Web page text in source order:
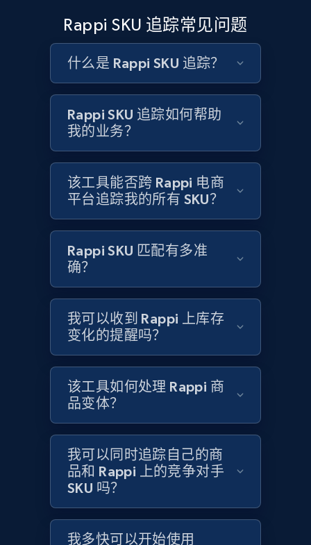
URL, Domain, Country code, Model number,
Sku, Product id, Product name, Manufacturer,
and more.
2.1K+ 353+ 立即开始
Home Depot US - Discovery products by
specific category URL
URL, Domain, Country code, Model number,
Sku, Product id, Product name, Manufacturer,
and more.
2.1K+ 353+ 立即开始
Amazon products global dataset
Title, Seller name, Brand, Description, Initial
price, Currency, Availability, Reviews count, and
Amazon products global dataset - Collects
products by specific category URL
Title, Seller name, Brand, Description, Initial
price, Currency, Availability, Reviews count, and
Rappi SKU 追踪常见问题
什么是 Rappi SKU 追踪？
Rappi SKU 追踪如何帮助
我的业务？
该工具能否跨 Rappi 电商
平台追踪我的所有 SKU？
Rappi SKU 匹配有多准
确？
我可以收到 Rappi 上库存
变化的提醒吗？
该工具如何处理 Rappi 商
品变体？
我可以同时追踪自己的商
品和 Rappi 上的竞争对手
SKU 吗？
我多快可以开始使用